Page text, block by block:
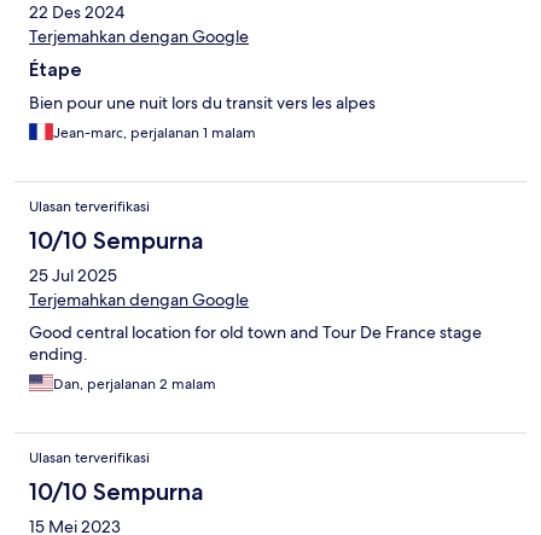
22 Des 2024
Terjemahkan dengan Google
Étape
Bien pour une nuit lors du transit vers les alpes
Jean-marc, perjalanan 1 malam
Ulasan terverifikasi
10/10 Sempurna
25 Jul 2025
Terjemahkan dengan Google
Good central location for old town and Tour De France stage
ending.
Dan, perjalanan 2 malam
Ulasan terverifikasi
10/10 Sempurna
15 Mei 2023